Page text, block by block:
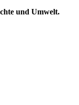
und Umwelt.